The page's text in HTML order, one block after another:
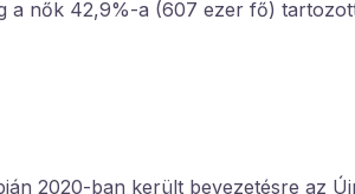
nők 42,9%-a (607 ezer fő)
2020-ban került bevezetésre az